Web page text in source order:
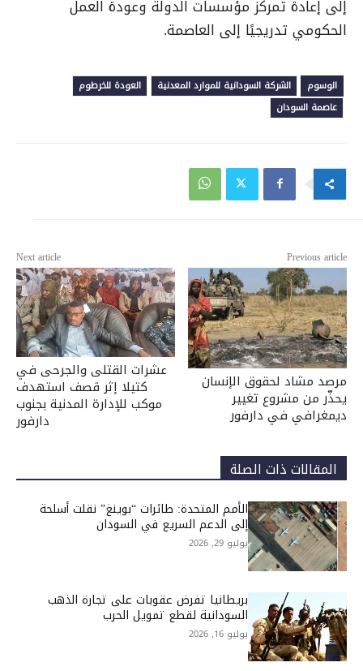
إلى إعادة تمركز مؤسسات الدولة وعودة العمل
الحكومي تدريجيًا إلى العاصمة.
الوسوم الشركة السودانية للموارد المعدنية
العودة للخرطوم
عاصمة السودان
Previous article
مرصد مشاد لحقوق الإنسان
يحذّر من مشروع تغيير
ديمغرافي في دارفور
Next article
عشرات القتلى والجرحى في
كتيلا إثر قصف استهدف
موكب للإدارة المدنية بجنوب
دارفور
المقالات ذات الصلة
الأمم المتحدة: طائرات “بوينغ” نقلت أسلحة
إلى الدعم السريع في السودان
يوليو 29, 2026
بريطانيا تفرض عقوبات على تجارة الذهب
السودانية لقطع تمويل الحرب
يوليو 16, 2026